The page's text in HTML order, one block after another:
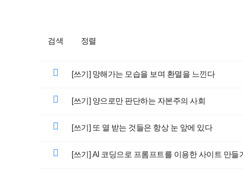
검색 정렬
[쓰기] 망해가는 모습을 보며 환멸을 느낀다
[쓰기] 양으로만 판단하는 자본주의 사회
[쓰기] 또 열 받는 것들은 항상 눈 앞에 있다
[쓰기] AI 코딩으로 프롬프트를 이용한 사이트 만들